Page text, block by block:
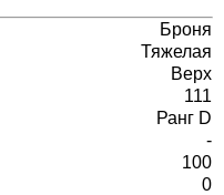
Броня
Тяжелая
Верх
111
Ранг D
-
100
0